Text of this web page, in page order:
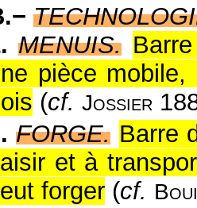
MENUIS.
pièce
(cf. Jossier
FORGE. Barre
et à
forger (cf.